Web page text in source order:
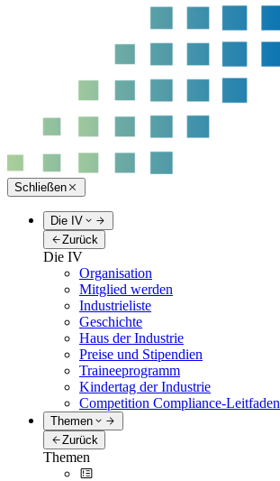
Schließen
Die IV
Zurück
Die IV
Organisation
Mitglied werden
Industrieliste
Geschichte
Haus der Industrie
Preise und Stipendien
Traineeprogramm
Kindertag der Industrie
Competition Compliance-Leitfaden
Themen
Zurück
Themen